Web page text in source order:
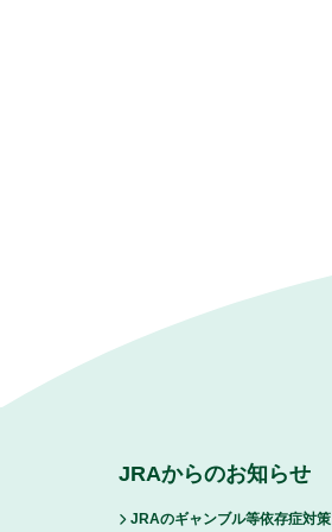
JRAからのお知らせ
JRAのギャンブル等依存症対策